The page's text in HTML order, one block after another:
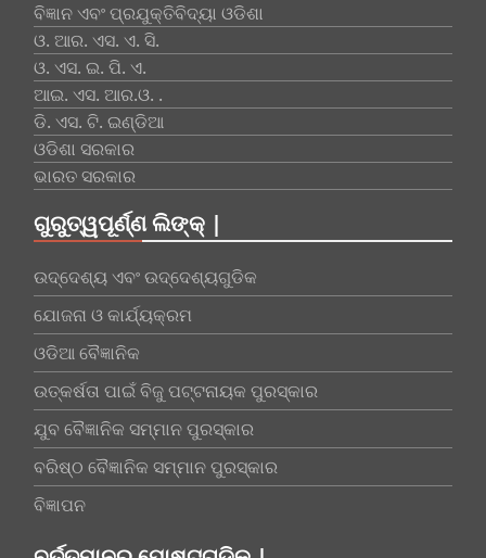
ବିଜ୍ଞାନ ଏବଂ ପ୍ରଯୁକ୍ତିବିଦ୍ୟା ଓଡିଶା
ଓ. ଆର. ଏସ. ଏ. ସି.
ଓ. ଏସ. ଇ. ପି. ଏ.
ଆଇ. ଏସ. ଆର.ଓ. .
ଡି. ଏସ. ଟି. ଇଣ୍ଡିଆ
ଓଡିଶା ସରକାର
ଭାରତ ସରକାର
ଗୁରୁତ୍ୱପୂର୍ଣ୍ଣ ଲିଙ୍କ୍ |
ଉଦ୍ଦେଶ୍ୟ ଏବଂ ଉଦ୍ଦେଶ୍ୟଗୁଡିକ
ଯୋଜନା ଓ କାର୍ଯ୍ୟକ୍ରମ
ଓଡିଆ ବୈଜ୍ଞାନିକ
ଉତ୍କର୍ଷତା ପାଇଁ ବିଜୁ ପଟ୍ଟନାୟକ ପୁରସ୍କାର
ଯୁବ ବୈଜ୍ଞାନିକ ସମ୍ମାନ ପୁରସ୍କାର
ବରିଷ୍ଠ ବୈଜ୍ଞାନିକ ସମ୍ମାନ ପୁରସ୍କାର
ବିଜ୍ଞାପନ